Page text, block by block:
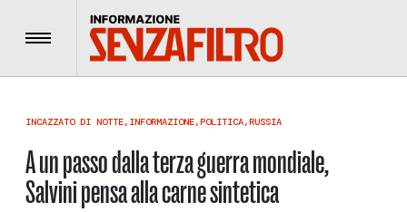
Menu
INCAZZATO DI NOTTE, INFORMAZIONE,POLITICA,RUSSIA
A un passo dalla terza guerra mondiale,
Salvini pensa alla carne sintetica